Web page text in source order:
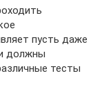
пусть даже
должны
тесты